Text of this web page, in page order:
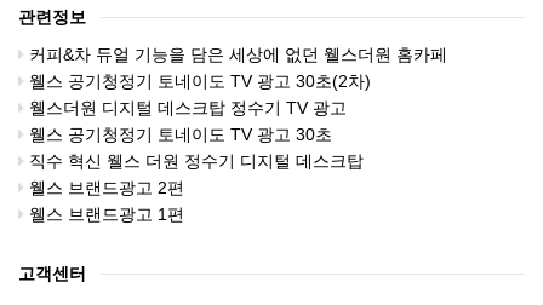
관련정보
커피&차 듀얼 기능을 담은 세상에 없던 웰스더원 홈카페
웰스 공기청정기 토네이도 TV 광고 30초(2차)
웰스더원 디지털 데스크탑 정수기 TV 광고
웰스 공기청정기 토네이도 TV 광고 30초
직수 혁신 웰스 더원 정수기 디지털 데스크탑
웰스 브랜드광고 2편
웰스 브랜드광고 1편
고객센터